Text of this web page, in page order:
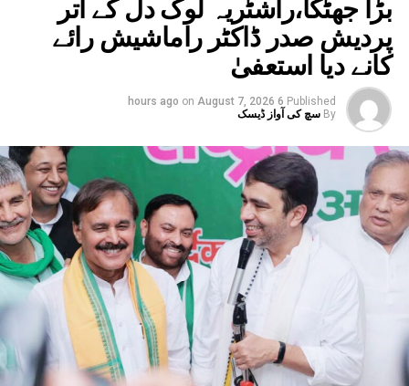
پردیش صدر ڈاکٹر راماشیش رائے
کانے دیا استعفیٰ
Published
6 hours ago
on August 7, 2026
By سچ کی آواز ڈیسک